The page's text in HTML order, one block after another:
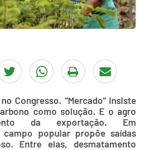
Congresso. “Mercado” insiste
como solução. E o agro
da exportação. Em
popular propõe saídas
Entre elas, desmatamento